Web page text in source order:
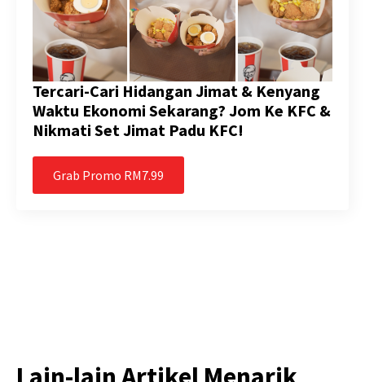
Tercari-Cari Hidangan Jimat & Kenyang
Waktu Ekonomi Sekarang? Jom Ke KFC &
Nikmati Set Jimat Padu KFC!
Grab Promo RM7.99